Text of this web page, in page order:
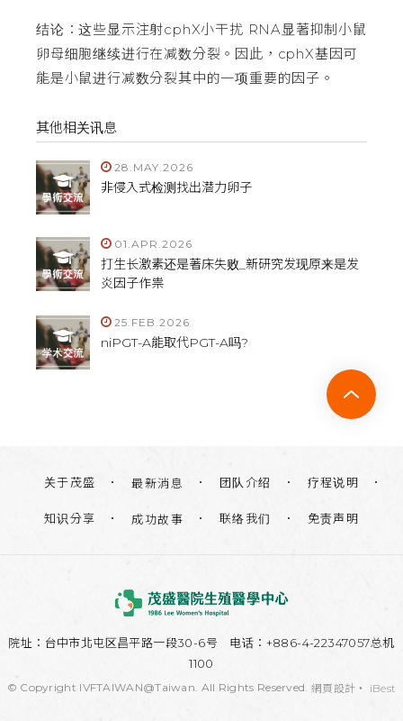
结论：这些显示注射cphX小干扰 RNA显著抑制小鼠
卵母细胞继续进行在减数分裂。因此，cphX基因可
能是小鼠进行减数分裂其中的一项重要的因子。
其他相关讯息
28.MAY.2026
非侵入式检测找出潜力卵子
01.APR.2026
打生长激素还是著床失败_新研究发现原来是发
炎因子作祟
25.FEB.2026
niPGT-A能取代PGT-A吗?
关于茂盛 最新消息 团队介绍 疗程说明
知识分享 成功故事 联络我们 免责声明
院址： 台中市北屯区昌平路一段30-6号 电话：+886-4-22347057总机
1100
© Copyright IVFTAIWAN@Taiwan. All Rights Reserved. 網頁設計 ‧ iBest